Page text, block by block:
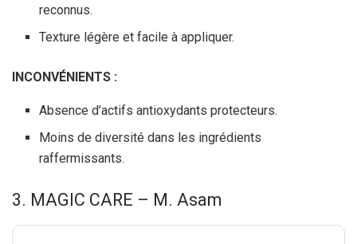
reconnus.
Texture légère et facile à appliquer.
INCONVÉNIENTS :
Absence d’actifs antioxydants protecteurs.
Moins de diversité dans les ingrédients
raffermissants.
3. MAGIC CARE – M. Asam